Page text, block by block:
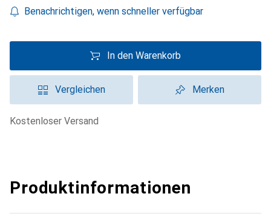
Benachrichtigen, wenn schneller verfügbar
In den Warenkorb
Vergleichen Merken
kostenloser Versand
Produktinformationen